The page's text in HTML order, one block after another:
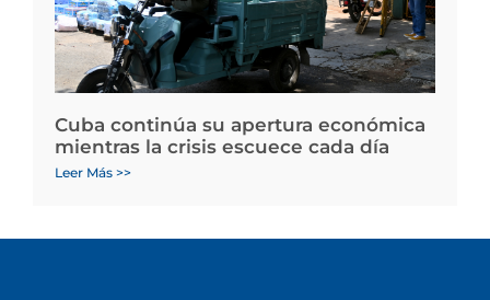
Cuba continúa su apertura económica
mientras la crisis escuece cada día
Leer Más >>